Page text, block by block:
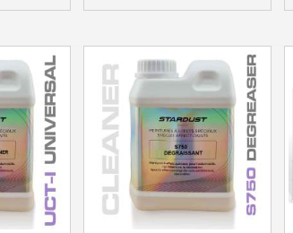
Votre
Partagez
Gagnez